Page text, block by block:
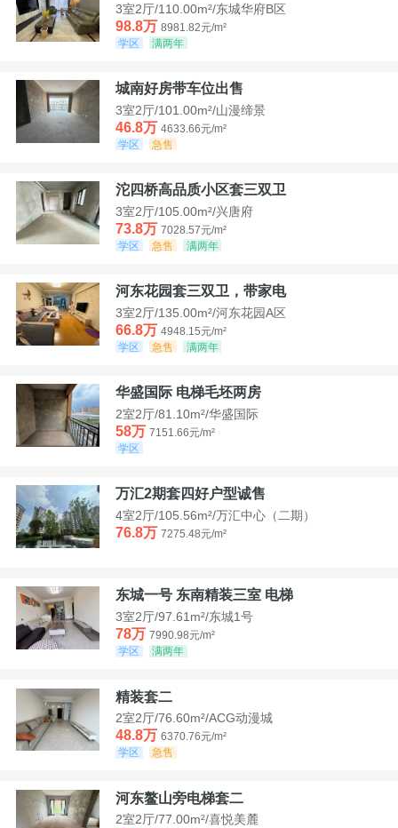
3室2厅/110.00m²/东城华府B区
98.8万 8981.82元/m²
学区
满两年
城南好房带车位出售
3室2厅/101.00m²/山漫缔景
46.8万 4633.66元/m²
学区
急售
沱四桥高品质小区套三双卫
3室2厅/105.00m²/兴唐府
73.8万 7028.57元/m²
学区
急售 满两年
河东花园套三双卫，带家电
3室2厅/135.00m²/河东花园A区
66.8万 4948.15元/m²
学区
急售 满两年
华盛国际 电梯毛坯两房
2室2厅/81.10m²/华盛国际
58万 7151.66元/m²
学区
万汇2期套四好户型诚售
4室2厅/105.56m²/万汇中心（二期）
76.8万 7275.48元/m²
东城一号 东南精装三室 电梯
3室2厅/97.61m²/东城1号
78万 7990.98元/m²
学区
满两年
精装套二
2室2厅/76.60m²/ACG动漫城
48.8万 6370.76元/m²
学区
急售
河东鳌山旁电梯套二
2室2厅/77.00m²/喜悦美麓